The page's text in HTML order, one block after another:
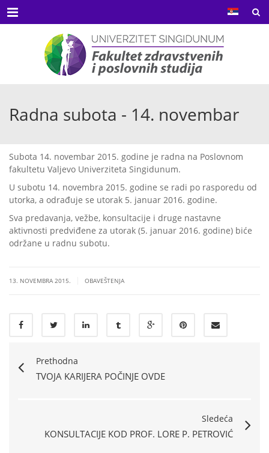
Menu
Radna subota - 14. novembar
Subota 14. novembar 2015. godine je radna na Poslovnom
fakultetu Valjevo Univerziteta Singidunum.
U subotu 14. novembra 2015. godine se radi po rasporedu od
utorka, a odrađuje se utorak 5. januar 2016. godine.
Sva predavanja, vežbe, konsultacije i druge nastavne
aktivnosti predviđene za utorak (5. januar 2016. godine) biće
održane u radnu subotu.
13. NOVEMBRA 2015. OBAVEŠTENJA
Prethodna
TVOJA KARIJERA POČINJE OVDE
Sledeća
KONSULTACIJE KOD PROF. LORE P. PETROVIĆ